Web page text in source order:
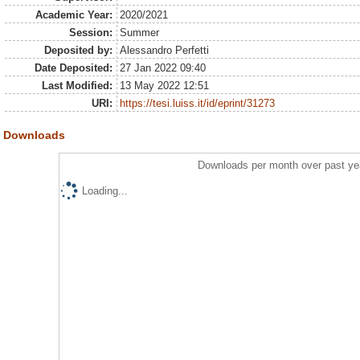
Academic Year:
2020/2021
Session:
Summer
Deposited by:
Alessandro Perfetti
Date Deposited:
27 Jan 2022 09:40
Last Modified:
13 May 2022 12:51
URI:
https://tesi.luiss.it/id/eprint/31273
Downloads
Downloads per month over past
Loading...